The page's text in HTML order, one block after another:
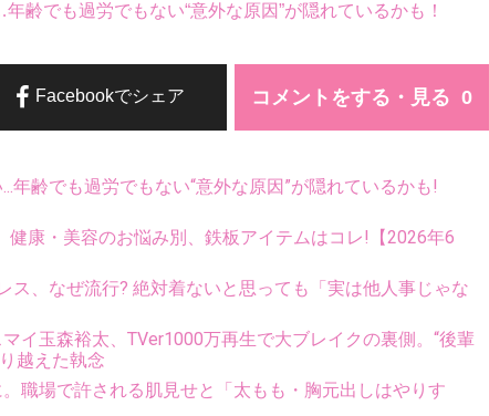
齢でも過労でもない“意外な原因”が隠れているかも！
コメントをする・見る
Facebookでシェア
齢でも過労でもない“意外な原因”が隠れているかも!
康・美容のお悩み別、鉄板アイテムはコレ!【2026年6
ス、なぜ流行? 絶対着ないと思っても「実は他人事じゃな
イ玉森裕太、TVer1000万再生で大ブレイクの裏側。“後輩
越えた執念
職場で許される肌見せと「太もも・胸元出しはやりす